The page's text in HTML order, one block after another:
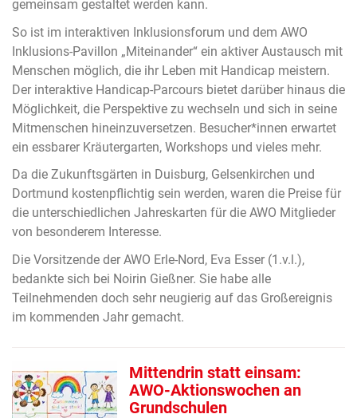
gemeinsam gestaltet werden kann.
So ist im interaktiven Inklusionsforum und dem AWO
Inklusions-Pavillon „Miteinander“ ein aktiver Austausch mit
Menschen möglich, die ihr Leben mit Handicap meistern.
Der interaktive Handicap-Parcours bietet darüber hinaus die
Möglichkeit, die Perspektive zu wechseln und sich in seine
Mitmenschen hineinzuversetzen. Besucher*innen erwartet
ein essbarer Kräutergarten, Workshops und vieles mehr.
Da die Zukunftsgärten in Duisburg, Gelsenkirchen und
Dortmund kostenpflichtig sein werden, waren die Preise für
die unterschiedlichen Jahreskarten für die AWO Mitglieder
von besonderem Interesse.
Die Vorsitzende der AWO Erle-Nord, Eva Esser (1.v.l.),
bedankte sich bei Noirin Gießner. Sie habe alle
Teilnehmenden doch sehr neugierig auf das Großereignis
im kommenden Jahr gemacht.
Mittendrin statt einsam:
AWO-Aktionswochen an
Grundschulen